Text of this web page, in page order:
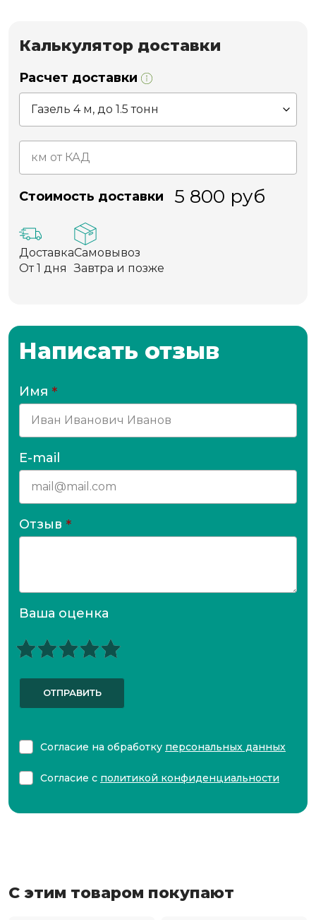
Калькулятор доставки
Расчет доставки
Стоимость доставки 5 800 руб
Доставка
От 1 дня
Самовывоз
Завтра и позже
Написать отзыв
Имя *
E-mail
Отзыв *
Ваша оценка
ОТПРАВИТЬ
Согласие на обработку персональных данных
Согласие с политикой конфиденциальности
С этим товаром покупают